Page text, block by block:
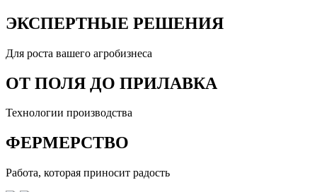
ЭКСПЕРТНЫЕ РЕШЕНИЯ
Для роста вашего агробизнеса
ОТ ПОЛЯ ДО ПРИЛАВКА
Технологии производства
ФЕРМЕРСТВО
Работа, которая приносит радость